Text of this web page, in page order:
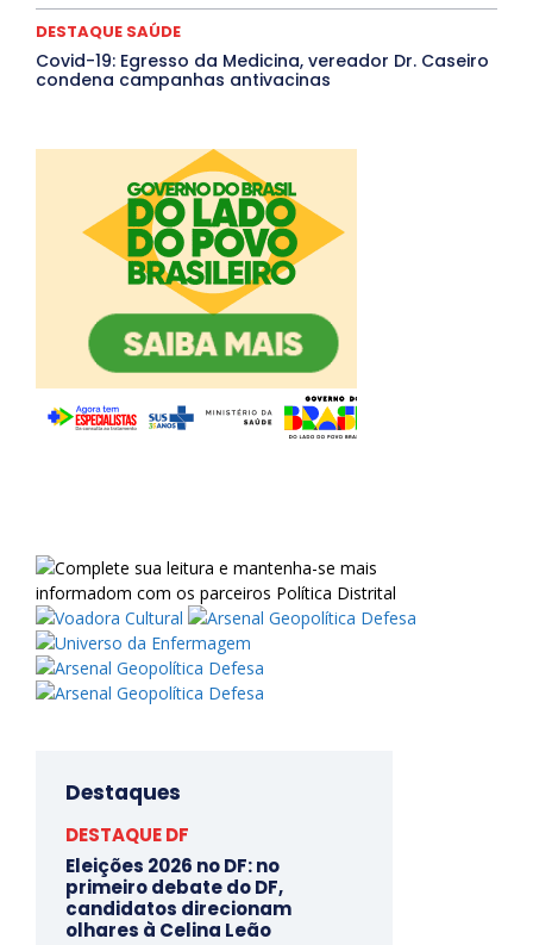
DESTAQUE SAÚDE
Covid-19: Egresso da Medicina, vereador Dr. Caseiro
condena campanhas antivacinas
Destaques
DESTAQUE DF
Eleições 2026 no DF: no
primeiro debate do DF,
candidatos direcionam
olhares à Celina Leão